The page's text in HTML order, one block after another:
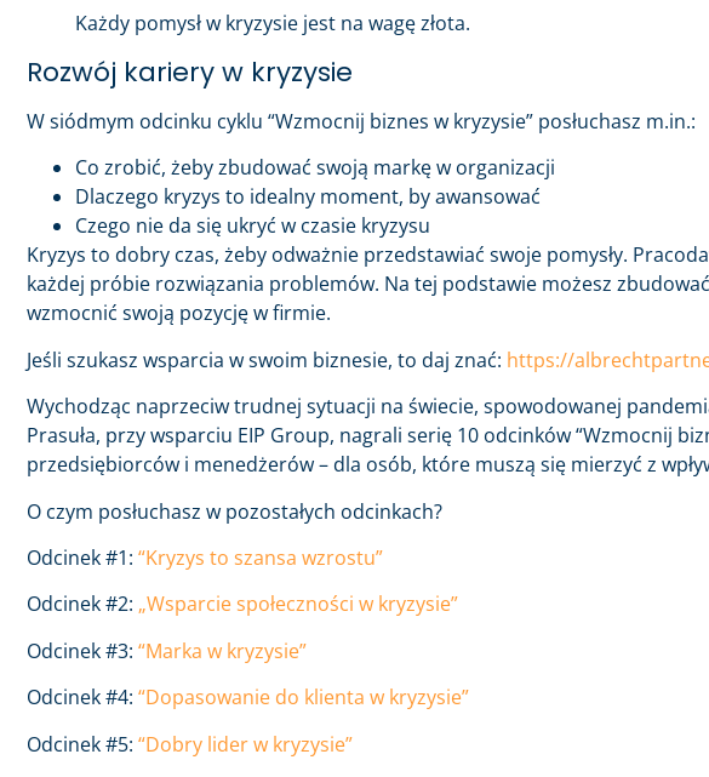
Każdy pomysł w kryzysie jest na wagę złota.
Rozwój kariery w kryzysie
W siódmym odcinku cyklu “Wzmocnij biznes w kryzysie” posłuchasz m.in.:
Co zrobić, żeby zbudować swoją markę w organizacji
Dlaczego kryzys to idealny moment, by awansować
Czego nie da się ukryć w czasie kryzysu
Kryzys to dobry czas, żeby odważnie przedstawiać swoje pomysły.
każdej próbie rozwiązania problemów. Na tej podstawie możesz
wzmocnić swoją pozycję w firmie.
Jeśli szukasz wsparcia w swoim biznesie, to daj znać: https://
Wychodząc naprzeciw trudnej sytuacji na świecie, spowodowanej
Prasuła, przy wsparciu EIP Group, nagrali serię 10 odcinków “Wzmocnij
przedsiębiorców i menedżerów – dla osób, które muszą się mierzyć z
O czym posłuchasz w pozostałych odcinkach?
Odcinek #1: “Kryzys to szansa wzrostu”
Odcinek #2: „Wsparcie społeczności w kryzysie”
Odcinek #3: “Marka w kryzysie”
Odcinek #4: “Dopasowanie do klienta w kryzysie”
Odcinek #5: “Dobry lider w kryzysie”